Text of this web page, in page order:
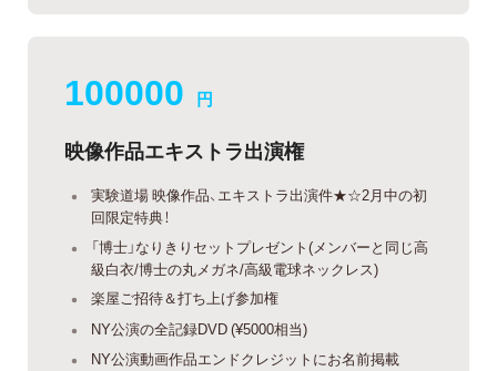
100000 円
映像作品エキストラ出演権
実験道場 映像作品、エキストラ出演件★☆2月中の初
回限定特典！
「博士」なりきりセットプレゼント(メンバーと同じ高
級白衣/博士の丸メガネ/高級電球ネックレス)
楽屋ご招待＆打ち上げ参加権
NY公演の全記録DVD (¥5000相当)
NY公演動画作品エンドクレジットにお名前掲載